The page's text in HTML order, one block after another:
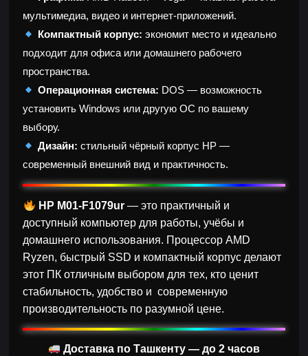
мультимедиа, видео и интернет-приложений.
Компактный корпус: экономит место и идеально
подходит для офиса или домашнего рабочего
пространства.
Операционная система: DOS — возможность
установить Windows или другую ОС по вашему
выбору.
Дизайн: стильный чёрный корпус HP —
современный внешний вид и практичность.
HP M01-F1079ur— это практичный и
доступный компьютер для работы, учёбы и
домашнего использования. Процессор AMD
Ryzen, быстрый SSD и компактный корпус делают
этот ПК отличным выбором для тех, кто ценит
стабильность, удобство и современную
производительность по разумной цене.
Доставка по Ташкенту — до 2 часов